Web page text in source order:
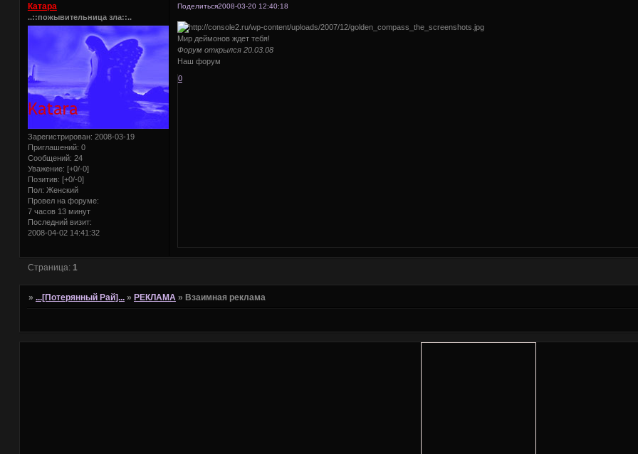
Поделиться2008-03-20 12:40:18
Катара
..::пожывительница зла::..
Зарегистрирован: 2008-03-19
Приглашений: 0
Сообщений: 24
Уважение: [+0/-0]
Позитив: [+0/-0]
Пол: Женский
Провел на форуме:
7 часов 13 минут
Последний визит:
2008-04-02 14:41:32
Мир деймонов ждет тебя!
Форум открылся 20.03.08
Наш форум
0
Страница: 1
» ...[Потерянный Рай]... » РЕКЛАМА » Взаимная реклама